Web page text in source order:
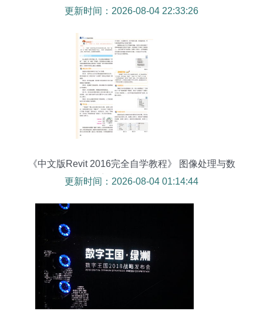
大担当
更新时间：2026-08-04 22:33:26
《中文版Revit 2016完全自学教程》 图像处理与数
字内容设计者的必备指南
更新时间：2026-08-04 01:14:44